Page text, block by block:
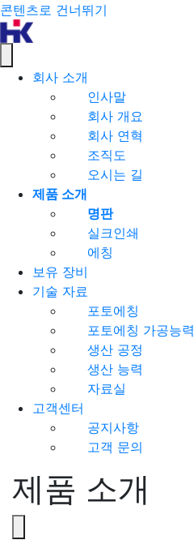
콘텐츠로 건너뛰기
회사 소개
인사말
회사 개요
회사 연혁
조직도
오시는 길
제품 소개
명판
실크인쇄
에칭
보유 장비
기술 자료
포토에칭
포토에칭 가공능력
생산 공정
생산 능력
자료실
고객센터
공지사항
고객 문의
제품 소개